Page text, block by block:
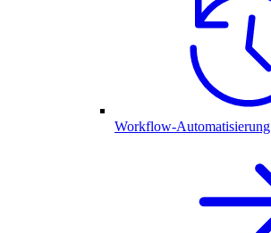
Workflow-Automatisierung